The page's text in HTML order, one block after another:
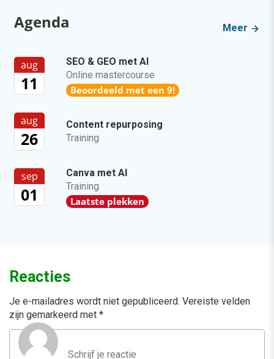
Agenda Meer
aug
11
SEO & GEO met AI
Online mastercourse
Beoordeeld met een 9!
aug
26
Content repurposing
Training
sep
01
Canva met AI
Training
Laatste plekken
Reacties
Je e-mailadres wordt niet gepubliceerd. Vereiste velden
zijn gemarkeerd met *